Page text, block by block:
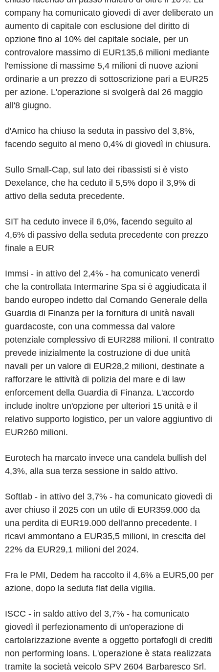
company ha comunicato giovedì di aver deliberato un
aumento di capitale con esclusione del diritto di
opzione fino al 10% del capitale sociale, per un
controvalore massimo di EUR135,6 milioni mediante
l'emissione di massime 5,4 milioni di nuove azioni
ordinarie a un prezzo di sottoscrizione pari a EUR25
per azione. L'operazione si svolgerà dal 26 maggio
all'8 giugno.
d'Amico ha chiuso la seduta in passivo del 3,8%,
facendo seguito al meno 0,4% di giovedì in chiusura.
Sullo Small-Cap, sul lato dei ribassisti si è visto
Dexelance, che ha ceduto il 5,5% dopo il 3,9% di
attivo della seduta precedente.
SIT ha ceduto invece il 6,0%, facendo seguito al
4,6% di passivo della seduta precedente con prezzo
finale a EUR
Immsi - in attivo del 2,4% - ha comunicato venerdì
che la controllata Intermarine Spa si è aggiudicata il
bando europeo indetto dal Comando Generale della
Guardia di Finanza per la fornitura di unità navali
guardacoste, con una commessa dal valore
potenziale complessivo di EUR288 milioni. Il contratto
prevede inizialmente la costruzione di due unità
navali per un valore di EUR28,2 milioni, destinate a
rafforzare le attività di polizia del mare e di law
enforcement della Guardia di Finanza. L'accordo
include inoltre un'opzione per ulteriori 15 unità e il
relativo supporto logistico, per un valore aggiuntivo di
EUR260 milioni.
Eurotech ha marcato invece una candela bullish del
4,3%, alla sua terza sessione in saldo attivo.
Softlab - in attivo del 3,7% - ha comunicato giovedì di
aver chiuso il 2025 con un utile di EUR359.000 da
una perdita di EUR19.000 dell'anno precedente. I
ricavi ammontano a EUR35,5 milioni, in crescita del
22% da EUR29,1 milioni del 2024.
Fra le PMI, Dedem ha raccolto il 4,6% a EUR5,00 per
azione, dopo la seduta flat della vigilia.
ISCC - in saldo attivo del 3,7% - ha comunicato
giovedì il perfezionamento di un'operazione di
cartolarizzazione avente a oggetto portafogli di crediti
non performing loans. L'operazione è stata realizzata
tramite la società veicolo SPV 2604 Barbaresco Srl.